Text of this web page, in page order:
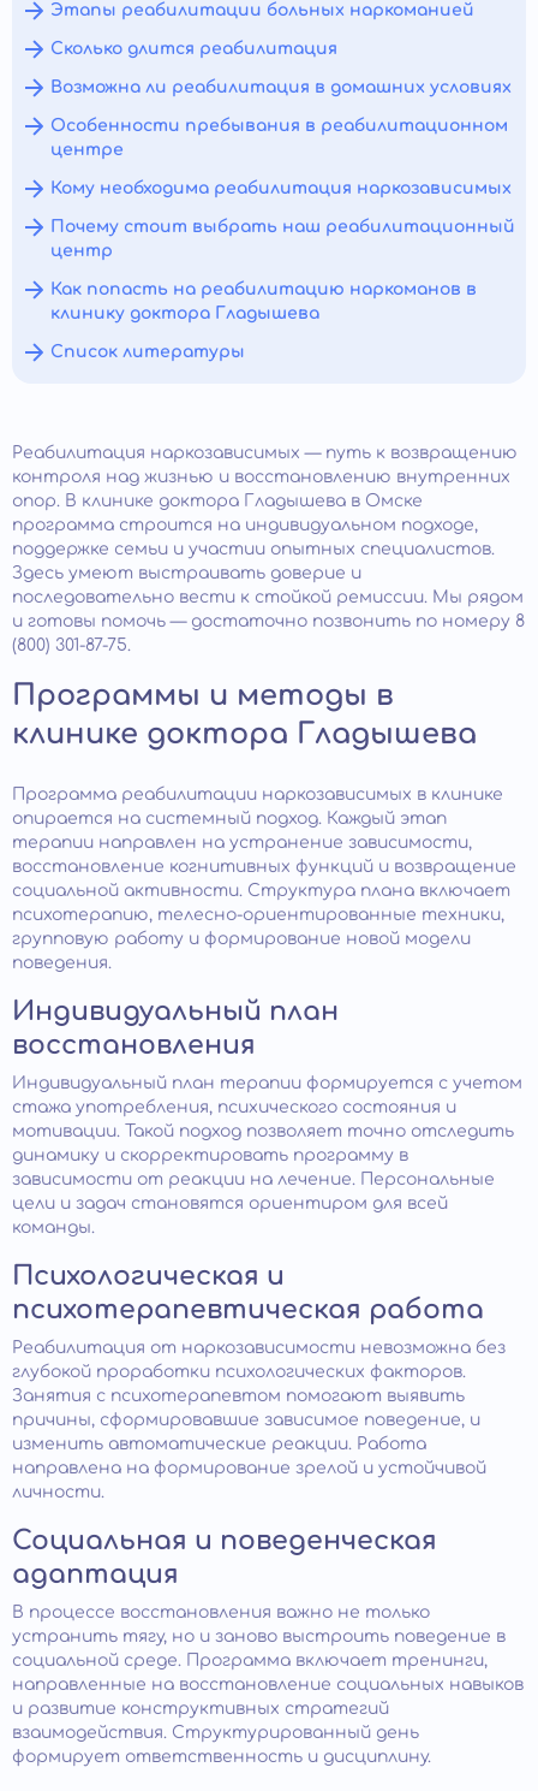
Этапы реабилитации больных наркоманией
Сколько длится реабилитация
Возможна ли реабилитация в домашних условиях
Особенности пребывания в реабилитационном
центре
Кому необходима реабилитация наркозависимых
Почему стоит выбрать наш реабилитационный
центр
Как попасть на реабилитацию наркоманов в
клинику доктора Гладышева
Список литературы
Реабилитация наркозависимых — путь к возвращению
контроля над жизнью и восстановлению внутренних
опор. В клинике доктора Гладышева в Омске
программа строится на индивидуальном подходе,
поддержке семьи и участии опытных специалистов.
Здесь умеют выстраивать доверие и
последовательно вести к стойкой ремиссии. Мы рядом
и готовы помочь — достаточно позвонить по номеру 8
(800) 301-87-75.
Программы и методы в
клинике доктора Гладышева
Программа реабилитации наркозависимых в клинике
опирается на системный подход. Каждый этап
терапии направлен на устранение зависимости,
восстановление когнитивных функций и возвращение
социальной активности. Структура плана включает
психотерапию, телесно-ориентированные техники,
групповую работу и формирование новой модели
поведения.
Индивидуальный план
восстановления
Индивидуальный план терапии формируется с учетом
стажа употребления, психического состояния и
мотивации. Такой подход позволяет точно отследить
динамику и скорректировать программу в
зависимости от реакции на лечение. Персональные
цели и задач становятся ориентиром для всей
команды.
Психологическая и
психотерапевтическая работа
Реабилитация от наркозависимости невозможна без
глубокой проработки психологических факторов.
Занятия с психотерапевтом помогают выявить
причины, сформировавшие зависимое поведение, и
изменить автоматические реакции. Работа
направлена на формирование зрелой и устойчивой
личности.
Социальная и поведенческая
адаптация
В процессе восстановления важно не только
устранить тягу, но и заново выстроить поведение в
социальной среде. Программа включает тренинги,
направленные на восстановление социальных навыков
и развитие конструктивных стратегий
взаимодействия. Структурированный день
формирует ответственность и дисциплину.